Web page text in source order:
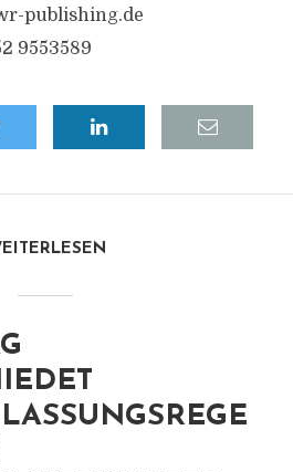
publishing.de
9553589